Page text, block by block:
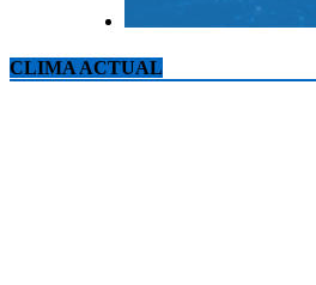
CLIMA ACTUAL